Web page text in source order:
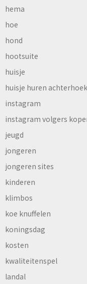
hema
hoe
hond
hootsuite
huisje
huisje huren achterhoek
instagram
instagram volgers
jeugd
jongeren
jongeren sites
kinderen
klimbos
koe knuffelen
koningsdag
kosten
kwaliteitenspel
landal